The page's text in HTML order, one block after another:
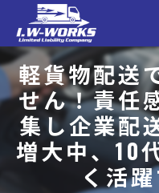
軽貨物配送
せん！責任
集し企業配
増大中、10
く活